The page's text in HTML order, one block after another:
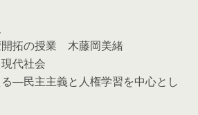
開拓の授業 木藤岡美緒
代社会
―民主主義と人権学習を中心とし